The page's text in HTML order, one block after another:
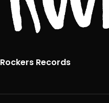
Rockers Records